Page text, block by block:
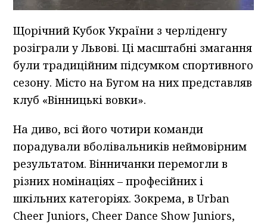
Щорічний Кубок України з черліденгу
розіграли у Львові. Ці масштабні змагання
були традиційним підсумком спортивного
сезону. Місто на Бугом на них представляв
клуб «Вінницькі вовки».
На диво, всі його чотири команди
порадували вболівальників неймовірним
результатом. Вінничанки перемогли в
різних номінаціях – професійних і
шкільних категоріях. Зокрема, в Urban
Cheer Juniors, Cheer Dance Show Juniors,